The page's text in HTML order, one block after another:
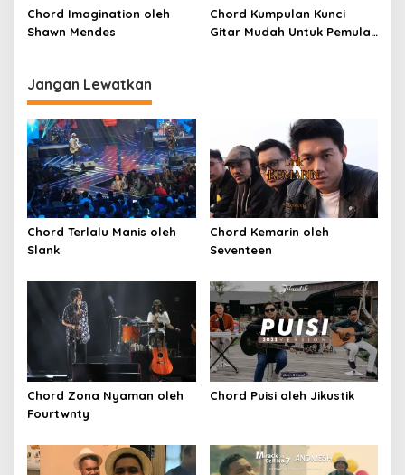
SKA)
Chord Imagination oleh
Shawn Mendes
Chord Kumpulan Kunci
Gitar Mudah Untuk Pemula
Jangan Lewatkan
Chord Terlalu Manis oleh
Slank
Chord Kemarin oleh
Seventeen
Chord Zona Nyaman oleh
Fourtwnty
Chord Puisi oleh Jikustik